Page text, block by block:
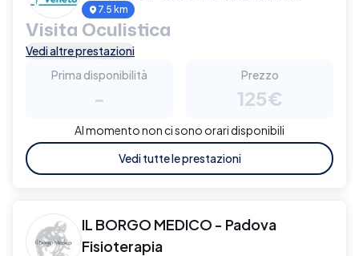
7.5 km
Visita Oculistica
Vedi altre prestazioni
Prima disponibilità
-
Prezzo
125€
Al momento non ci sono orari disponibili
Vedi tutte le prestazioni
IL BORGO MEDICO - Padova
Fisioterapia